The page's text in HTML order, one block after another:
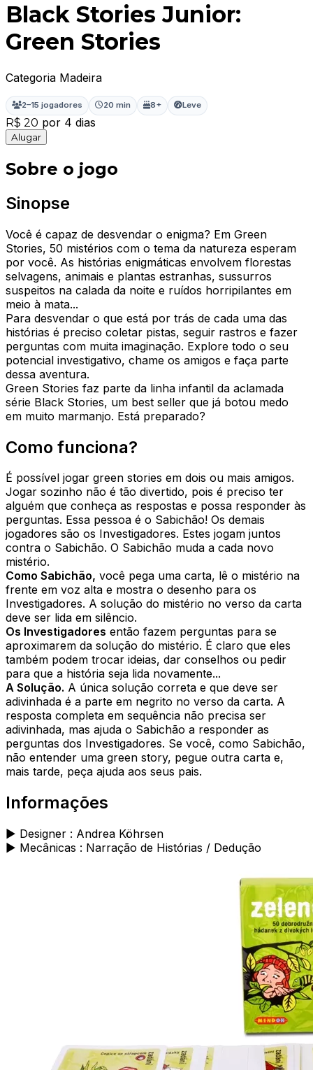
Black Stories Junior:
Green Stories
Categoria Madeira
2–15 jogadores 20 min 8+ Leve
R$ 20 por 4 dias
Alugar
Sobre o jogo
Sinopse
Você é capaz de desvendar o enigma? Em Green
Stories, 50 mistérios com o tema da natureza esperam
por você. As histórias enigmáticas envolvem florestas
selvagens, animais e plantas estranhas, sussurros
suspeitos na calada da noite e ruídos horripilantes em
meio à mata...
Para desvendar o que está por trás de cada uma das
histórias é preciso coletar pistas, seguir rastros e fazer
perguntas com muita imaginação. Explore todo o seu
potencial investigativo, chame os amigos e faça parte
dessa aventura.
Green Stories faz parte da linha infantil da aclamada
série Black Stories, um best seller que já botou medo
em muito marmanjo. Está preparado?
Como funciona?
É possível jogar green stories em dois ou mais amigos.
Jogar sozinho não é tão divertido, pois é preciso ter
alguém que conheça as respostas e possa responder às
perguntas. Essa pessoa é o Sabichão! Os demais
jogadores são os Investigadores. Estes jogam juntos
contra o Sabichão. O Sabichão muda a cada novo
mistério.
Como Sabichão, você pega uma carta, lê o mistério na
frente em voz alta e mostra o desenho para os
Investigadores. A solução do mistério no verso da carta
deve ser lida em silêncio.
Os Investigadores então fazem perguntas para se
aproximarem da solução do mistério. É claro que eles
também podem trocar ideias, dar conselhos ou pedir
para que a história seja lida novamente...
A Solução. A única solução correta e que deve ser
adivinhada é a parte em negrito no verso da carta. A
resposta completa em sequência não precisa ser
adivinhada, mas ajuda o Sabichão a responder as
perguntas dos Investigadores. Se você, como Sabichão,
não entender uma green story, pegue outra carta e,
mais tarde, peça ajuda aos seus pais.
Informações
► Designer : Andrea Köhrsen
► Mecânicas : Narração de Histórias / Dedução